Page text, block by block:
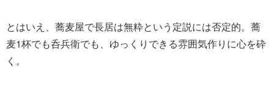
とはいえ、蕎麦屋で長居は無粋という定説には否定的。蕎
麦1杯でも呑兵衛でも、ゆっくりできる雰囲気作りに心を砕
く。